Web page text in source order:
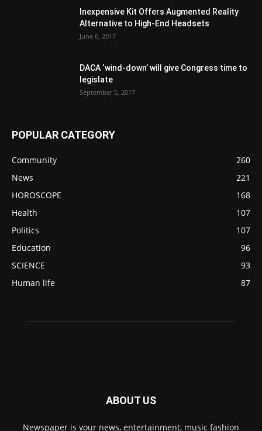
Inexpensive Kit Offers Augmented Reality
Alternative to High-End Headsets
June 6, 2017
DACA ‘wind-down’ will give Congress time to
legislate
September 5, 2017
POPULAR CATEGORY
Community
260
News
221
HOROSCOPE
168
Health
107
Politics
107
Education
96
SCIENCE
93
Human life
87
ABOUT US
Newspaper is your news, entertainment, music fashion